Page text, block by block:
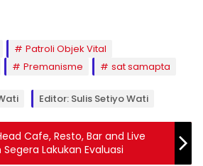
Patroli Objek Vital
Premanisme sat samapta
Editor: Sulis Setiyo Wati
Cafe, Resto, Bar and Live
Lakukan Evaluasi